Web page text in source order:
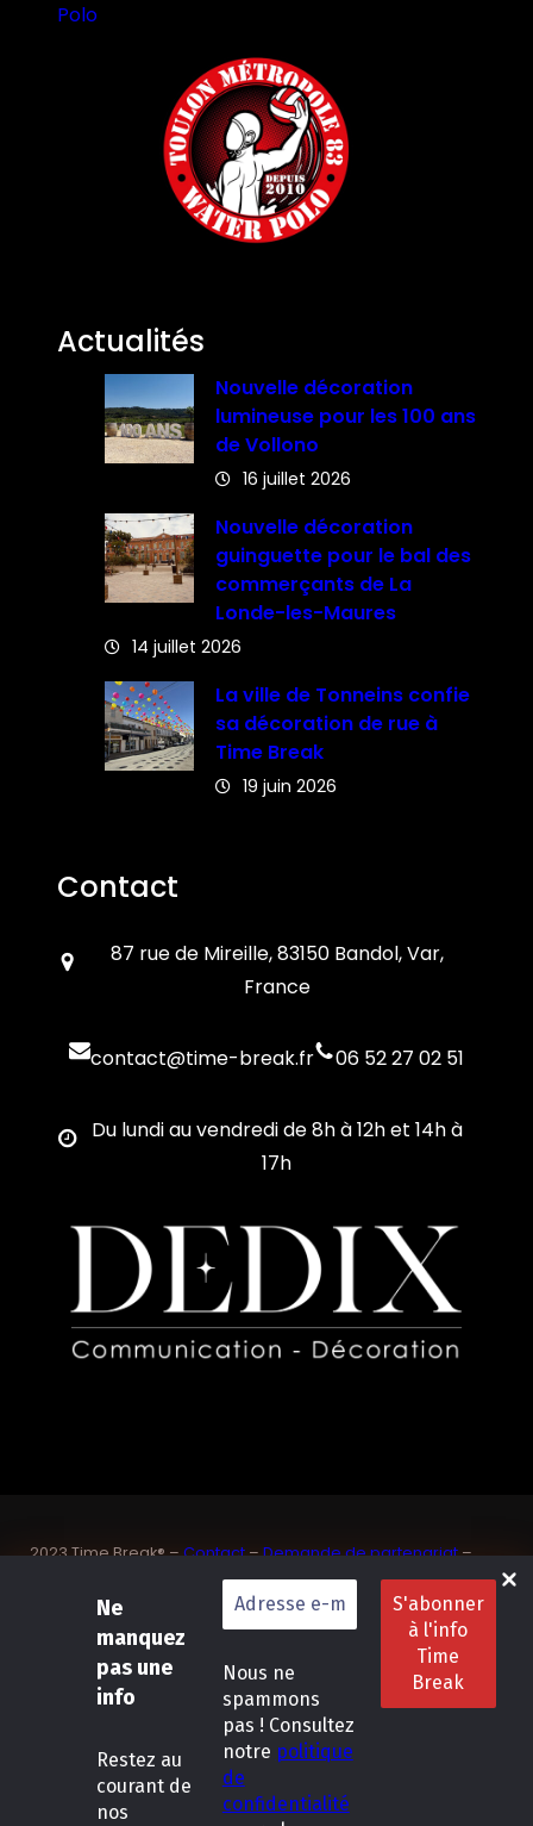
Ne
manquez
pas une
info
Restez au
courant de
nos
Nous ne
spammons
pas ! Consultez
notre politique
de
confidentialité
Polo
Actualités
Nouvelle décoration
lumineuse pour les 100 ans
de Vollono
16 juillet 2026
Nouvelle décoration
guinguette pour le bal des
commerçants de La
Londe-les-Maures
14 juillet 2026
La ville de Tonneins confie
sa décoration de rue à
Time Break
19 juin 2026
Contact
87 rue de Mireille, 83150 Bandol, Var,
France
contact@time-break.fr 06 52 27 02 51
Du lundi au vendredi de 8h à 12h et 14h à
17h
2023 Time Break® –Contact–Demande de partenariat–
Sponsoriser un joueur de padel français
SASU Dedix Communication – 87 rue de Mireille – 83 150
Bandol – Var
Conditions
générales de location
Follow Us :LinkedIn
Instagram